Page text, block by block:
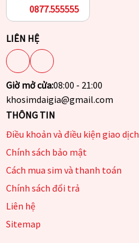
0877.555555
LIÊN HỆ
Giờ mở cửa:08:00 - 21:00
khosimdaigia@gmail.com
THÔNG TIN
Điều khoản và điều kiện giao dịch
Chính sách bảo mật
Cách mua sim và thanh toán
Chính sách đổi trả
Liên hệ
Sitemap